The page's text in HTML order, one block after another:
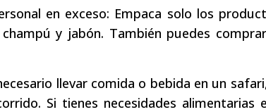
en exceso: Empaca solo los
y jabón. También puedes
llevar comida o bebida en un
Si tienes necesidades alimentarias